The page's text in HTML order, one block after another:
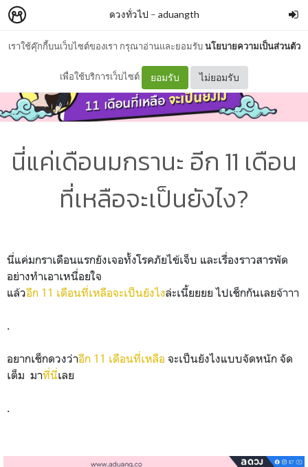
เราใช้คุ๊กกี้บนเว็บไซต์ของเรา กรุณาอ่านและยอมรับนโยบายความเป็นส่วนตัว
เพื่อใช้บริการเว็บไซต์ ยอมรับ ไม่ยอมรับ
ดวงทั่วไป – aduangth
นี่แค่เดือนมกรานะ อีก 11 เดือน
ที่เหลือจะเป็นยังไง?
นี่แค่มกราเดือนแรกยังเจอทั้งโรคภัยไข้เจ็บ และเรื่องราวสารพัด
อย่างทำเอาเหนื่อยใจ
แล้วอีก 11 เดือนที่เหลือจะเป็นยังไงล่ะเนี้ยยยย ไปเช็กกันเลยจ้าาา
.
อยากเช็กดวงว่าอีก 11 เดือนที่เหลือ จะเป็นยังไงแบบจัดหนัก จัด
เต็ม มาที่นี่เลย
.